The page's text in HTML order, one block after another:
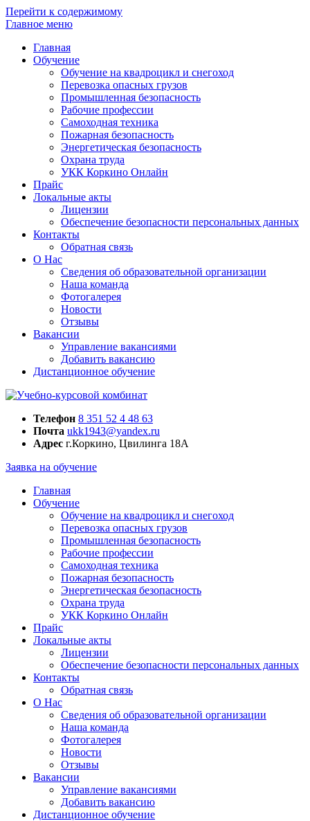
Перейти к содержимому
Главное меню
Главная
Обучение
Обучение на квадроцикл и снегоход
Перевозка опасных грузов
Промышленная безопасность
Рабочие профессии
Самоходная техника
Пожарная безопасность
Энергетическая безопасность
Охрана труда
УКК Коркино Онлайн
Прайс
Локальные акты
Лицензии
Обеспечение безопасности персональных данных
Контакты
Обратная связь
О Нас
Сведения об образовательной организации
Наша команда
Фотогалерея
Новости
Отзывы
Вакансии
Управление вакансиями
Добавить вакансию
Дистанционное обучение
Телефон 8 351 52 4 48 63
Почта ukk1943@yandex.ru
Адрес г.Коркино, Цвилинга 18А
Заявка на обучение
Главная
Обучение
Обучение на квадроцикл и снегоход
Перевозка опасных грузов
Промышленная безопасность
Рабочие профессии
Самоходная техника
Пожарная безопасность
Энергетическая безопасность
Охрана труда
УКК Коркино Онлайн
Прайс
Локальные акты
Лицензии
Обеспечение безопасности персональных данных
Контакты
Обратная связь
О Нас
Сведения об образовательной организации
Наша команда
Фотогалерея
Новости
Отзывы
Вакансии
Управление вакансиями
Добавить вакансию
Дистанционное обучение